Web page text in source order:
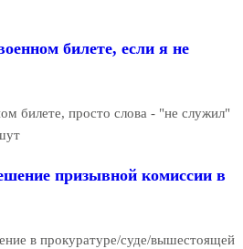
билете, если я не
билете, просто слова - "не служил"
призывной комиссии в
в прокуратуре/суде/вышестоящей